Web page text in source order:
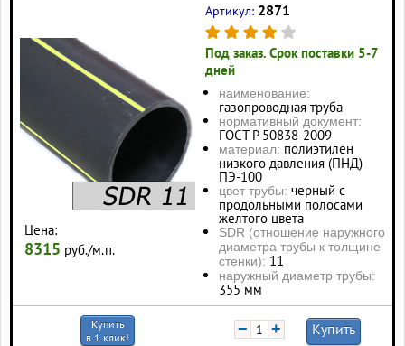
Цена:
8315 руб./м.п.
Артикул: 2871
Под заказ. Срок поставки 5-7
дней
наименование:
газопроводная труба
нормативный документ:
ГОСТ Р 50838-2009
материал: полиэтилен
низкого давления (ПНД)
ПЭ-100
цвет трубы: черный с
продольными полосами
желтого цвета
SDR (отношение наружного
диаметра трубы к толщине
стенки): 11
наружный диаметр трубы:
355 мм
Купить
в 1 клик!
− + Купить